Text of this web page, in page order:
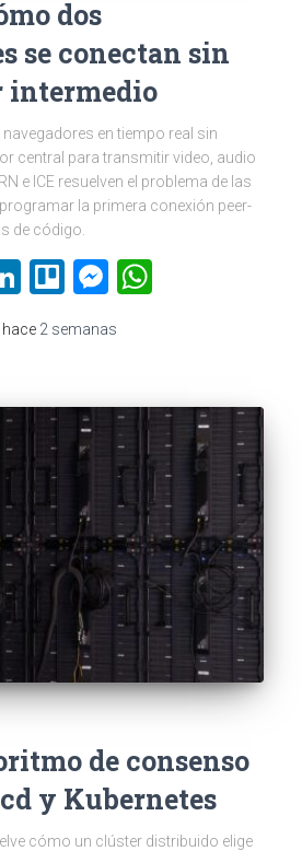
dos
se conectan sin
intermedio
en tiempo real sin
central para transmitir video, audio
e ICE resuelven el problema de las
la primera conexión peer-
de código.
LinkedIn
TrelloMessenger
, hace 2 semanas
de consenso
y Kubernetes
cómo un clúster distribuido elige